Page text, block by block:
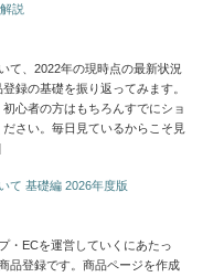
説
て、2022年の現時点の最新状況
録の基礎を振り返ってみます。
心者の方はもちろんすでにショ
さい。毎日見ているからこそ見
て 基礎編 2026年度版
・ECを運営していくにあたっ
品登録です。商品ページを作成